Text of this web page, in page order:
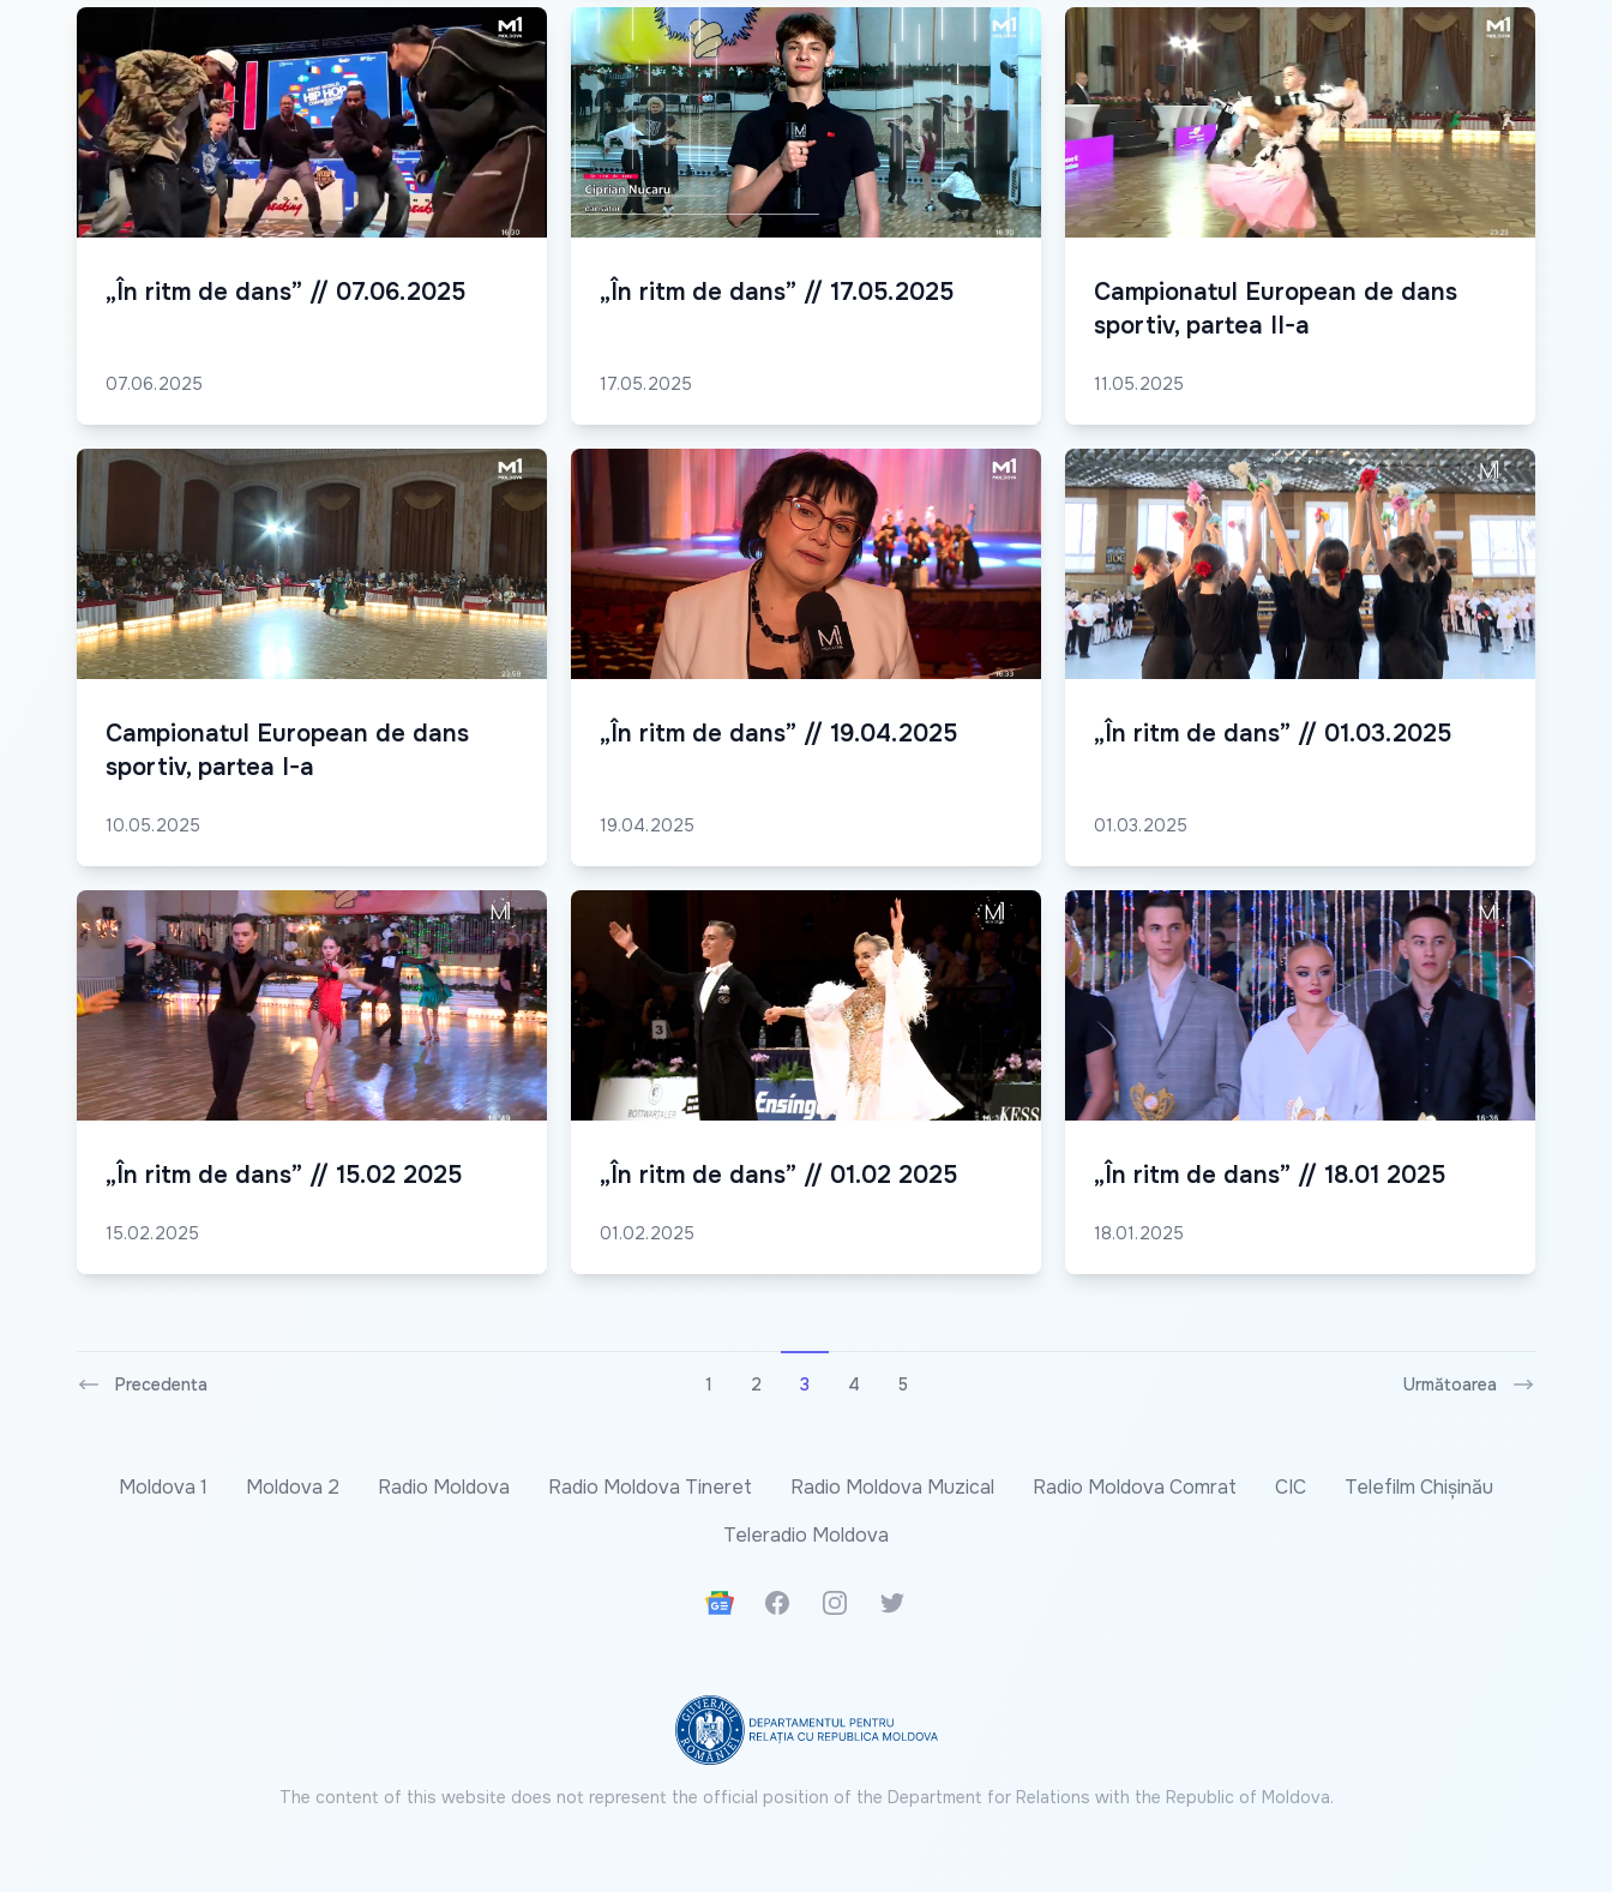
„În ritm de dans” // 07.06.2025
07.06.2025
„În ritm de dans” // 17.05.2025
17.05.2025
Campionatul European de dans
sportiv, partea II-a
11.05.2025
Campionatul European de dans
sportiv, partea I-a
10.05.2025
„În ritm de dans” // 19.04.2025
19.04.2025
„În ritm de dans” // 01.03.2025
01.03.2025
„În ritm de dans” // 15.02 2025
15.02.2025
„În ritm de dans” // 01.02 2025
01.02.2025
„În ritm de dans” // 18.01 2025
18.01.2025
Precedenta 1 2 3 4 5 Următoarea
Moldova 1 Moldova 2 Radio Moldova Radio Moldova Tineret Radio Moldova Muzical Radio Moldova Comrat CIC
Telefilm Chișinău
Teleradio Moldova
Google News
FacebookInstagramTwitter
The content of this website does not represent the official position of the Department for Relations with the Republic of Moldova.